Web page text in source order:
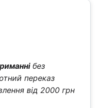
без
переказ
від 2000 грн